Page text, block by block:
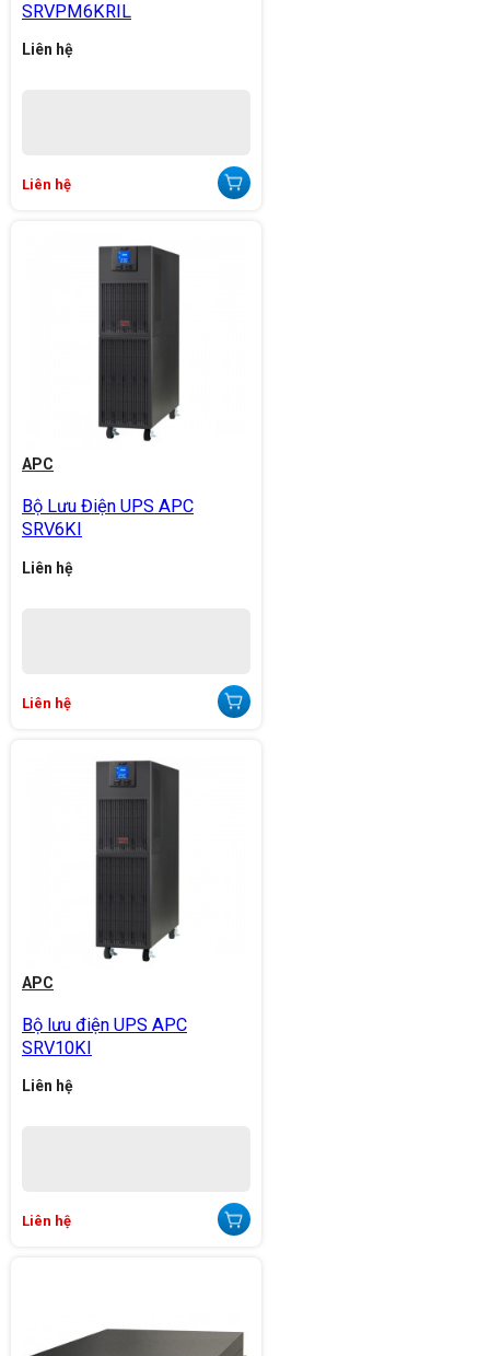
SRVPM6KRIL
Liên hệ
Liên hệ
APC
Bộ Lưu Điện UPS APC
SRV6KI
Liên hệ
Liên hệ
APC
Bộ lưu điện UPS APC
SRV10KI
Liên hệ
Liên hệ